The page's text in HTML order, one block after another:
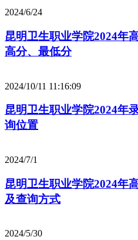
2024/6/24
昆明卫生职业学院2024年
高分、最低分
2024/10/11 11:16:09
昆明卫生职业学院2024年
询位置
2024/7/1
昆明卫生职业学院2024年
及查询方式
2024/5/30